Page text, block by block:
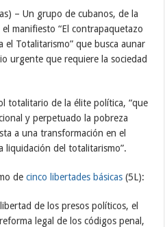
– Un grupo de cubanos, de la
manifiesto “El contrapaquetazo
Totalitarismo” que busca aunar
urgente que requiere la sociedad
totalitario de la élite política, “que
y perpetuado la pobreza
a una transformación en el
liquidación del totalitarismo”.
decinco libertades básicas (5L):
de los presos políticos, el
legal de los códigos penal,